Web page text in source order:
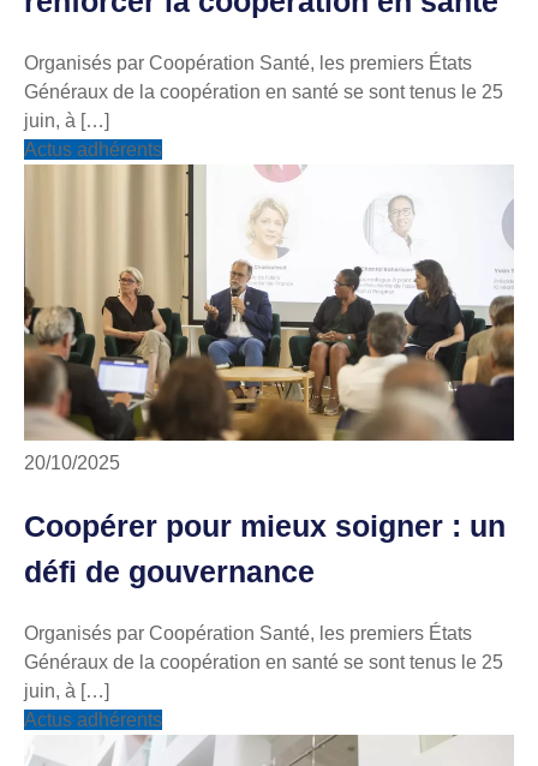
Organisés par Coopération Santé, les premiers États
Généraux de la coopération en santé se sont tenus le 25
juin, à […]
Actus adhérents
20/10/2025
Coopérer pour mieux soigner : un
défi de gouvernance
Organisés par Coopération Santé, les premiers États
Généraux de la coopération en santé se sont tenus le 25
juin, à […]
Actus adhérents